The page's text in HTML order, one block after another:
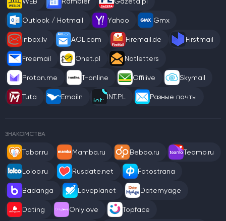
Outlook / Hotmail Yahoo Gmx
Inbox.lv AOL.com Firemail.de Firstmail
Freemail Onet.pl Notletters
Proton.me T-online Offilive Skymail
Tuta Emailn INT.PL Разные почты
ЗНАКОМСТВА
Tabor.ru Mamba.ru Beboo.ru Teamo.ru
Loloo.ru Rusdate.net Fotostrana
Badanga Loveplanet Datemyage
Dating Onlylove Topface